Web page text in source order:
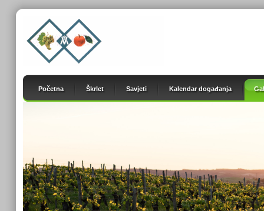
Početna Škrlet Savjeti Kalendar događanja